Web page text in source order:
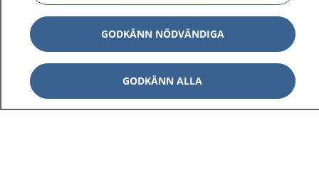
1177 på flera språk Visa
Om 1177 Visa
Kontakt
GODKÄNN NÖDVÄNDIGA
GODKÄNN ALLA